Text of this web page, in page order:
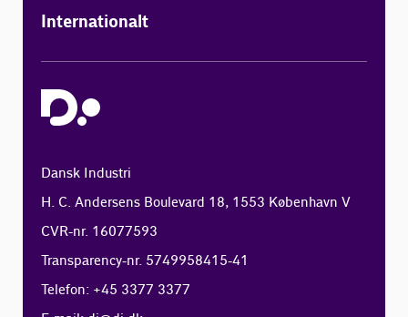
Internationalt
Dansk Industri
H. C. Andersens Boulevard 18, 1553 København V
CVR-nr. 16077593
Transparency-nr. 5749958415-41
Telefon: +45 3377 3377